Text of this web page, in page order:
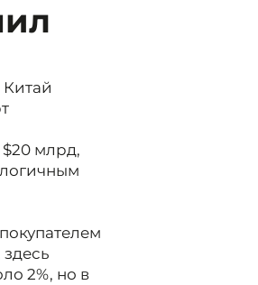
Китай
млрд,
2%, но в